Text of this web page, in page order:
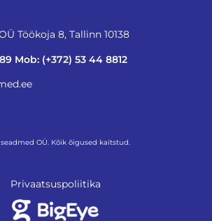
Töökoja 8, Tallinn 10138
Mob: (+372) 53 44 8812
OÜ. Kõik õigused kaitstud.
Privaatsuspoliitika